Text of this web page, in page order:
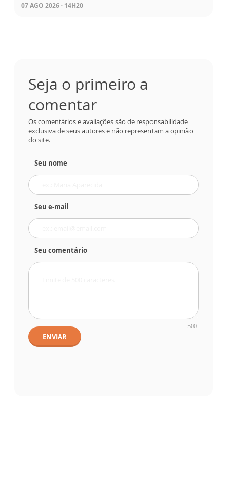
07 AGO 2026 - 14H20
Seja o primeiro a
comentar
Os comentários e avaliações são de responsabilidade
exclusiva de seus autores e não representam a opinião
do site.
Seu nome
Seu e-mail
Seu comentário
500
ENVIAR